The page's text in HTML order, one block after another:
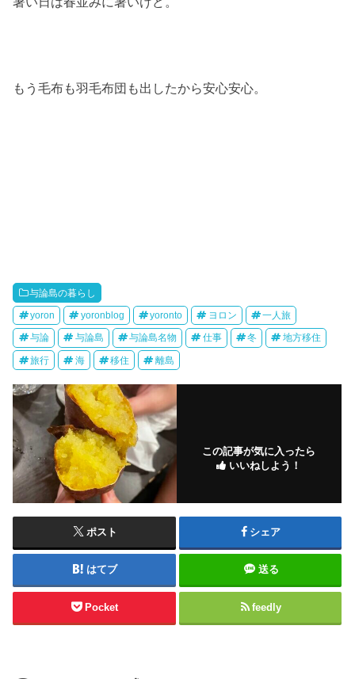
もう毛布も羽毛布団も出したから安心安心。
与論島の暮らし
yoron yoronblog yoronto ヨロン 一人旅
与論 与論島 与論島名物 仕事 冬 地方移住
旅行 海 移住 離島
この記事が気に入ったら
いいねしよう！
ポスト シェア
はてブ 送る
Pocket feedly